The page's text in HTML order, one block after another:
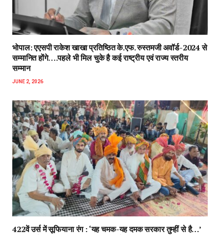
भोपाल: एएसपी राकेश‌ खाखा प्रतिष्ठित के.एफ. रुस्तमजी अवॉर्ड-2024 से
सम्मानित होंगे….पहले भी मिल चुके है कई राष्ट्रीय एवं राज्य स्तरीय
सम्मान
JUNE 2, 2026
422वें उर्स में सूफियाना रंग : ‘यह चमक-यह दमक सरकार तुम्हीं से है…’